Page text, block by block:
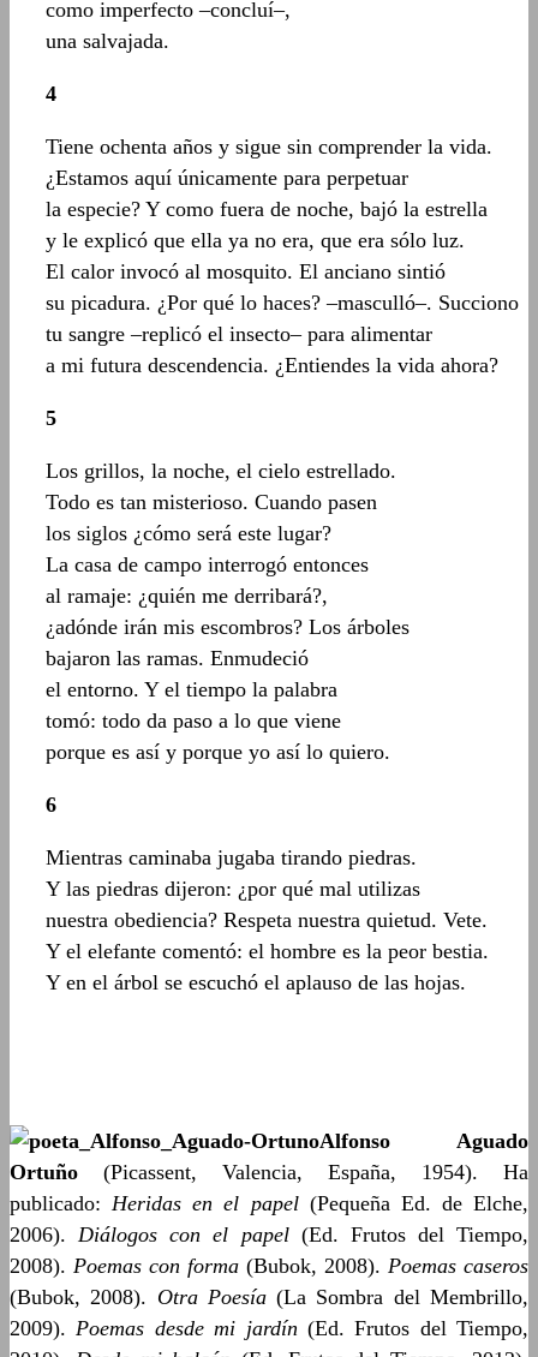
como imperfecto –concluí–,
una salvajada.
4
Tiene ochenta años y sigue sin comprender la vida.
¿Estamos aquí únicamente para perpetuar
la especie? Y como fuera de noche, bajó la estrella
y le explicó que ella ya no era, que era sólo luz.
El calor invocó al mosquito. El anciano sintió
su picadura. ¿Por qué lo haces? –masculló–. Succiono
tu sangre –replicó el insecto– para alimentar
a mi futura descendencia. ¿Entiendes la vida ahora?
5
Los grillos, la noche, el cielo estrellado.
Todo es tan misterioso. Cuando pasen
los siglos ¿cómo será este lugar?
La casa de campo interrogó entonces
al ramaje: ¿quién me derribará?,
¿adónde irán mis escombros? Los árboles
bajaron las ramas. Enmudeció
el entorno. Y el tiempo la palabra
tomó: todo da paso a lo que viene
porque es así y porque yo así lo quiero.
6
Mientras caminaba jugaba tirando piedras.
Y las piedras dijeron: ¿por qué mal utilizas
nuestra obediencia? Respeta nuestra quietud. Vete.
Y el elefante comentó: el hombre es la peor bestia.
Y en el árbol se escuchó el aplauso de las hojas.
Alfonso Aguado
Ortuño (Picassent, Valencia, España, 1954). Ha
publicado:Heridas en el papel(Pequeña Ed. de Elche,
2006).Diálogos con el papel(Ed. Frutos del Tiempo,
2008). Poemas con forma (Bubok, 2008). Poemas caseros
(Bubok, 2008). Otra Poesía(La Sombra del Membrillo,
2009).Poemas desde mi jardín (Ed. Frutos del Tiempo,